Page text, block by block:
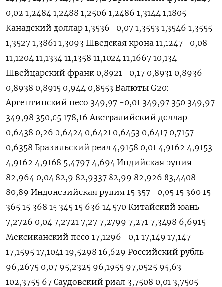
0,02 1,2484 1,2488 1,2506 1,2486 1,3144 1,1805
Канадский доллар 1,3536 -0,07 1,3553 1,3546 1,3555
1,3527 1,3861 1,3093 Шведская крона 11,1247 -0,08
11,1204 11,1334 11,1358 11,1024 11,1667 10,134
Швейцарский франк 0,8921 -0,17 0,8931 0,8936
0,8938 0,8915 0,944 0,8553 Валюты G20:
Аргентинский песо 349,97 -0,01 349,97 350 349,97
349,98 350,05 178,16 Австралийский доллар
0,6438 0,26 0,6424 0,6421 0,6453 0,6417 0,7157
0,6358 Бразильский реал 4,9158 0,01 4,9162 4,9153
4,9162 4,9168 5,4797 4,694 Индийская рупия
82,964 0,04 82,9 82,9337 82,99 82,926 83,4408
80,89 Индонезийская рупия 15 357 -0,05 15 360 15
365 15 368 15 345 15 636 14 570 Китайский юань
7,2726 0,04 7,2721 7,27 7,2799 7,271 7,3498 6,6915
Мексиканский песо 17,1296 -0,1 17,149 17,147
17,1595 17,1041 19,5298 16,629 Российский рубль
96,2675 0,07 95,2325 96,1955 97,0525 95,63
102,3755 67 Саудовский риал 3,7508 0,01 3,7505